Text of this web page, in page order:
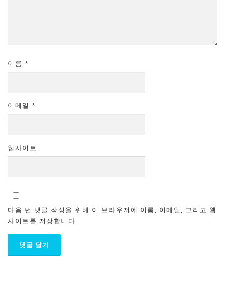
이름 *
이메일 *
웹사이트
다음 번 댓글 작성을 위해 이 브라우저에 이름, 이메일, 그리고 웹
사이트를 저장합니다.